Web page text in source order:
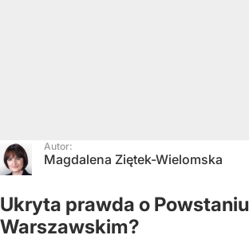
Autor:
Magdalena Ziętek-Wielomska
Ukryta prawda o Powstaniu
Warszawskim?